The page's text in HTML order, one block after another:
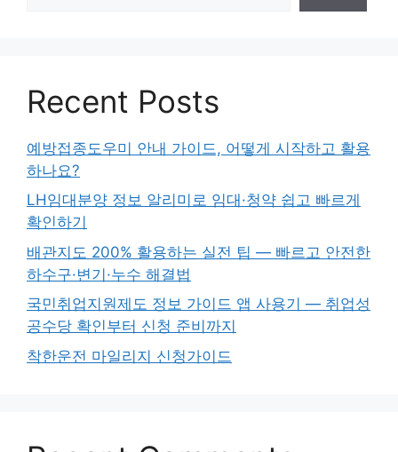
Recent Posts
예방접종도우미 안내 가이드, 어떻게 시작하고 활용
하나요?
LH임대분양 정보 알리미로 임대·청약 쉽고 빠르게
확인하기
배관지도 200% 활용하는 실전 팁 — 빠르고 안전한
하수구·변기·누수 해결법
국민취업지원제도 정보 가이드 앱 사용기 — 취업성
공수당 확인부터 신청 준비까지
착한운전 마일리지 신청가이드